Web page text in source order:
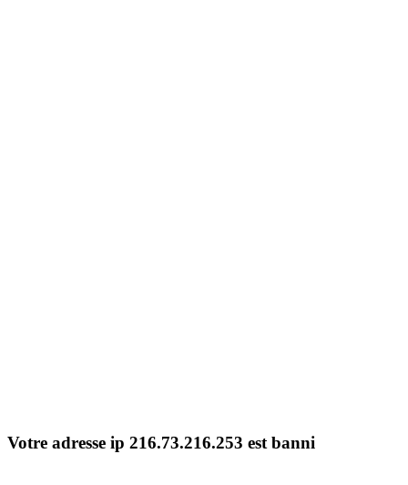
Votre adresse ip 216.73.216.253 est banni